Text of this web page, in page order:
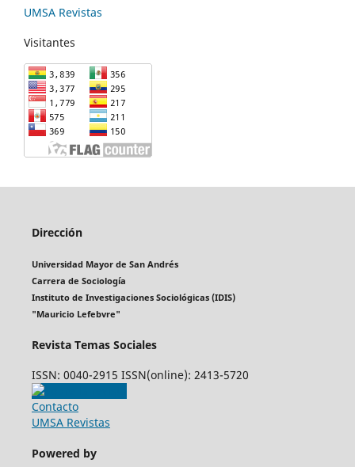
UMSA Revistas
Visitantes
Dirección
Universidad Mayor de San Andrés
Carrera de Sociología
Instituto de Investigaciones Sociológicas (IDIS)
"Mauricio Lefebvre"
Revista Temas Sociales
ISSN: 0040-2915 ISSN(online): 2413-5720
Contacto
UMSA Revistas
Powered by